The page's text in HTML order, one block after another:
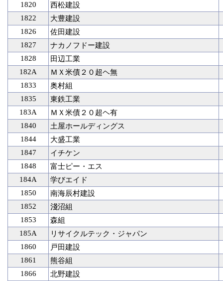
1820
西松建設
1822
大豊建設
1826
佐田建設
1827
ナカノフドー建設
1828
田辺工業
182A
ＭＸ米債２０超ヘ無
1833
奥村組
1835
東鉄工業
183A
ＭＸ米債２０超ヘ有
1840
土屋ホールディングス
1844
大盛工業
1847
イチケン
1848
富士ピー・エス
184A
学びエイド
1850
南海辰村建設
1852
淺沼組
1853
森組
185A
リサイクルテック・ジャパン
1860
戸田建設
1861
熊谷組
1866
北野建設